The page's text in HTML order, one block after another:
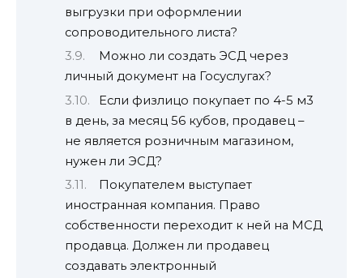
выгрузки при оформлении
сопроводительного листа?
Можно ли создать ЭСД через
личный документ на Госуслугах?
Если физлицо покупает по 4-5 м3
в день, за месяц 56 кубов, продавец –
не является розничным магазином,
нужен ли ЭСД?
Покупателем выступает
иностранная компания. Право
собственности переходит к ней на МСД
продавца. Должен ли продавец
создавать электронный